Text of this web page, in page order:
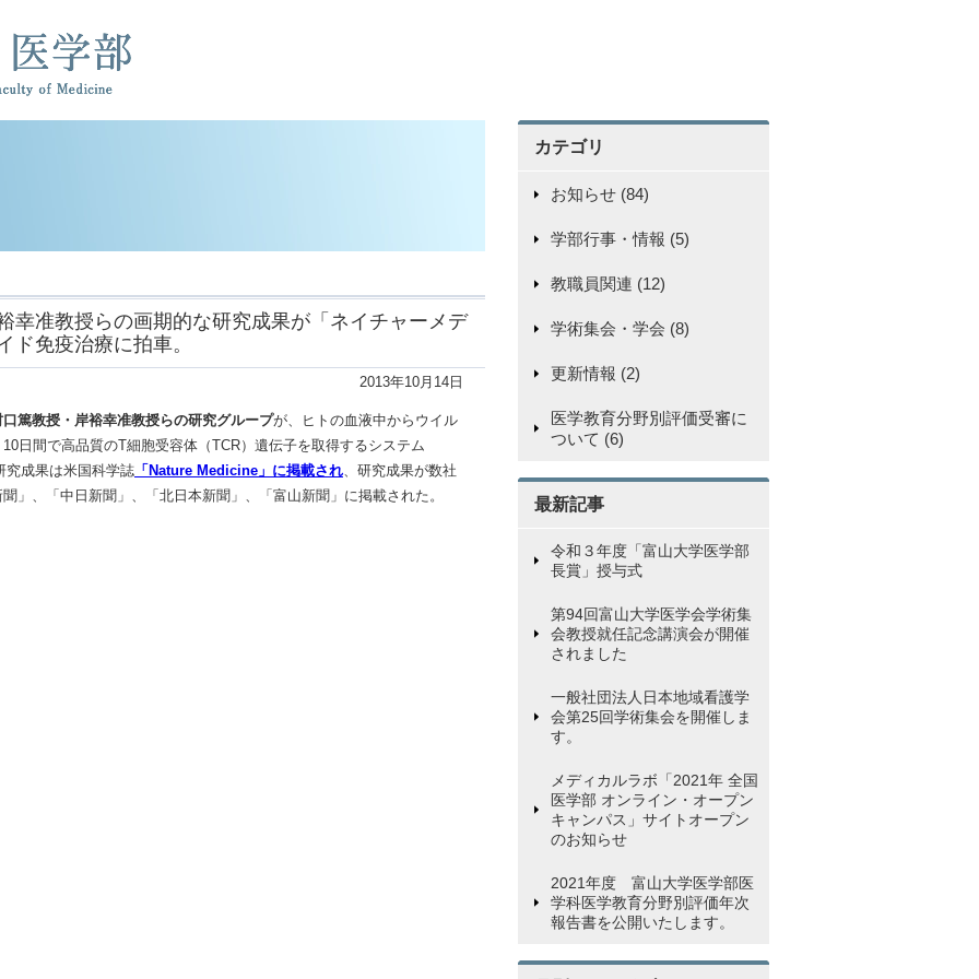
幸准教授らの画期的な研究成果が「ネイチャーメデ
ド免疫治療に拍車。
2013年10月14日
口篤教授・岸裕幸准教授らの研究グループが、ヒトの血液中からウイル
日間で高品質のT細胞受容体（TCR）遺伝子を取得するシステム
究成果は米国科学誌 「Nature Medicine」に掲載され、研究成果が数社
」、「中日新聞」、「北日本新聞」、「富山新聞」に掲載された。
カテゴリ
お知らせ (84)
学部行事・情報 (5)
教職員関連 (12)
学術集会・学会 (8)
更新情報 (2)
医学教育分野別評価受審に
ついて (6)
最新記事
令和３年度「富山大学医学部
長賞」授与式
第94回富山大学医学会学術集
会教授就任記念講演会が開催
されました
一般社団法人日本地域看護学
会第25回学術集会を開催しま
す。
メディカルラボ「2021年 全国
医学部 オンライン・オープン
キャンパス」サイトオープン
のお知らせ
2021年度 富山大学医学部医
学科医学教育分野別評価年次
報告書を公開いたします。